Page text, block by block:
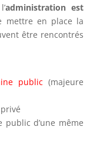
administration est
mettre en place la
être rencontrés
public(majeure
d’une même